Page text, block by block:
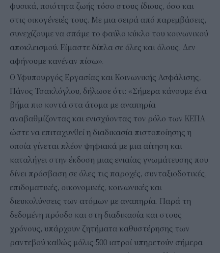
φυσικά, ποιότητα ζωής τόσο στους ίδιους, όσο και
στις οικογένειές τους. Με μια σειρά από παρεμβάσεις,
συνεχίζουμε να σπάμε το φαύλο κύκλο του κοινωνικού
αποκλεισμού. Είμαστε δίπλα σε όλες και όλους. Δεν
αφήνουμε κανέναν πίσω».
Ο Υφυπουργός Εργασίας και Κοινωνικής Ασφάλισης,
Πάνος Τσακλόγλου, δήλωσε ότι: «Σήμερα κάνουμε ένα
βήμα πιο κοντά στα άτομα με αναπηρία
αναβαθμίζοντας και ενισχύοντας τον ρόλο των ΚΕΠΑ
ώστε να επιταχυνθεί η διαδικασία πιστοποίησης η
οποία γίνεται πλέον ψηφιακά με μια αίτηση και
καταλήγει στην έκδοση μιας ενιαίας γνωμάτευσης που
δίνει πρόσβαση σε όλες τις παροχές, συνταξιοδοτικές,
επιδοματικές, οικονομικές, κοινωνικές και
διευκολύνσεις των ατόμων με αναπηρία. Παρά τη
δεδομένη πρόοδο και στη διαδικασία και στους
χρόνους, υπάρχουν ζητήματα καθυστέρησης των
ραντεβού καθώς μόλις 500 ιατροί υπηρετούν σήμερα